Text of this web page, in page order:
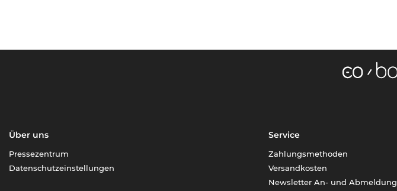
Über uns
Pressezentrum
Datenschutzeinstellungen
Service
Zahlungsmethoden
Versandkosten
Newsletter An- und Abmeldung